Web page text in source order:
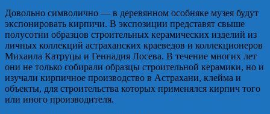
Довольно символично — в деревянном особняке музея будут
экспонировать кирпичи. В экспозиции представят свыше
полусотни образцов строительных керамических изделий из
личных коллекций астраханских краеведов и коллекционеров
Михаила Катруцы и Геннадия Лосева. В течение многих лет
они не только собирали образцы строительной керамики, но и
изучали кирпичное производство в Астрахани, клейма и
объекты, для строительства которых применялся кирпич того
или иного производителя.